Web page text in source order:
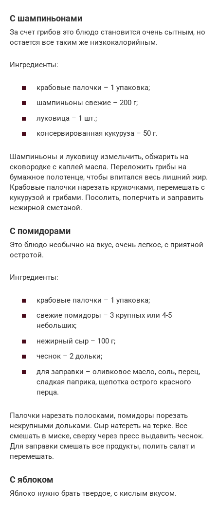
С шампиньонами
За счет грибов это блюдо становится очень сытным, но
остается все таким же низкокалорийным.
Ингредиенты:
крабовые палочки – 1 упаковка;
шампиньоны свежие – 200 г;
луковица – 1 шт.;
консервированная кукуруза – 50 г.
Шампиньоны и луковицу измельчить, обжарить на
сковородке с каплей масла. Переложить грибы на
бумажное полотенце, чтобы впитался весь лишний жир.
Крабовые палочки нарезать кружочками, перемешать с
кукурузой и грибами. Посолить, поперчить и заправить
нежирной сметаной.
С помидорами
Это блюдо необычно на вкус, очень легкое, с приятной
остротой.
Ингредиенты:
крабовые палочки – 1 упаковка;
свежие помидоры – 3 крупных или 4-5
небольших;
нежирный сыр – 100 г;
чеснок – 2 дольки;
для заправки – оливковое масло, соль, перец,
сладкая паприка, щепотка острого красного
перца.
Палочки нарезать полосками, помидоры порезать
некрупными дольками. Сыр натереть на терке. Все
смешать в миске, сверху через пресс выдавить чеснок.
Для заправки смешать все продукты, полить салат и
перемешать.
С яблоком
Яблоко нужно брать твердое, с кислым вкусом.